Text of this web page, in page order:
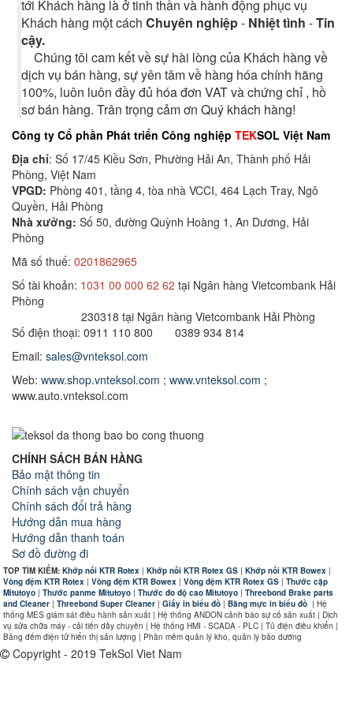
tới Khách hàng là ở tinh thần và hành động phục vụ
Khách hàng một cáchChuyên nghiệp- Nhiệt tình -Tin
cậy.
Chúng tôi cam kết về sự hài lòng của Khách hàng về
dịch vụ bán hàng, sự yên tâm về hàng hóa chính hãng
100%, luôn luôn đầy đủ hóa đơn VAT và chứng chỉ , hồ
sơ bán hàng. Trân trọng cảm ơn Quý khách hàng!
Công ty Cổ phần Phát triển Công nghiệp TEKSOL Việt Nam
Địa chỉ: Số 17/45 Kiều Sơn, Phường Hải An, Thành phố Hải
Phòng, Việt Nam
VPGD: Phòng 401, tầng 4, tòa nhà VCCI, 464 Lạch Tray, Ngô
Quyền, Hải Phòng
Nhà xưởng: Số 50, đường Quỳnh Hoàng 1, An Dương, Hải
Phòng
Mã số thuế: 0201862965
Số tài khoản: 1031 00 000 62 62 tại Ngân hàng Vietcombank Hải
Phòng
230318 tại Ngân hàng Vietcombank Hải Phòng
Số điện thoại: 0911 110 800 0389 934 814
Email: sales@vnteksol.com
Web: www.shop.vnteksol.com ; www.vnteksol.com ;
www.auto.vnteksol.com
CHÍNH SÁCH BÁN HÀNG
Bảo mật thông tin
Chính sách vận chuyển
Chính sách đổi trả hàng
Hướng dẫn mua hàng
Hướng dẫn thanh toán
Sơ đồ đường đi
TOP TÌM KIẾM:Khớp nối KTR Rotex |Khớp nối KTR Rotex GS |Khớp nối KTR Bowex |
Vòng đệm KTR Rotex | Vòng đệm KTR Bowex |Vòng đệm KTR Rotex GS |Thước cặp
Mitutoyo |Thước panme Mitutoyo |Thước đo độ cao Mitutoyo |Threebond Brake parts
and Cleaner |Threebond Super Cleaner |Giấy in biểu đồ |Băng mực in biểu đồ | Hệ
thống MES giám sát điều hành sản xuất | Hệ thống ANDON cảnh báo sự cố sản xuất | Dịch
vụ sửa chữa máy - cải tiến dây chuyền | Hệ thống HMI - SCADA - PLC | Tủ điện điều khiển |
Bảng đếm điện tử hiển thị sản lượng | Phần mềm quản lý kho, quản lý bảo dưỡng
Copyright - 2019 TekSol Viet Nam